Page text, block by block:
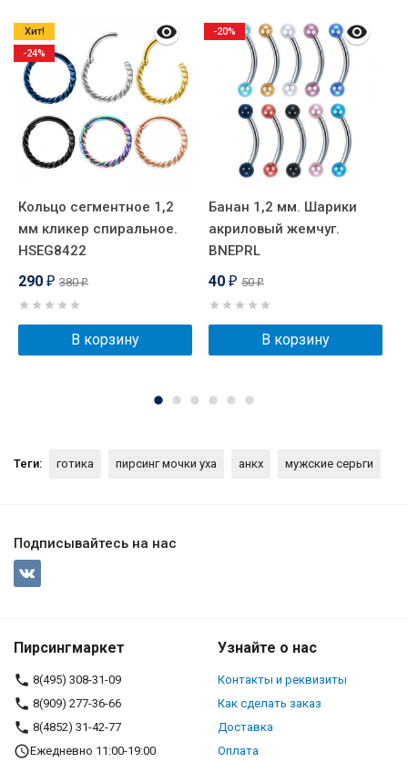
Кольцо сегментное 1,2
мм кликер спиральное.
HSEG8422
290 ₽ 380₽
В корзину
Хит!
-24%
Банан 1,2 мм. Шарики
акриловый жемчуг.
BNEPRL
40 ₽ 50₽
В корзину
-20%
Теги: готика пирсинг мочки уха анкх мужские серьги
Подписывайтесь на нас
Пирсингмаркет
8(495) 308-31-09
8(909) 277-36-66
8(4852) 31-42-77
Ежедневно 11:00-19:00
Узнайте о нас
Контакты и реквизиты
Как сделать заказ
Доставка
Оплата